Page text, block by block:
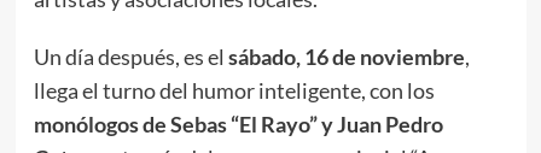
Un día después, es el sábado, 16 de noviembre,
llega el turno del humor inteligente, con los
monólogos de Sebas “El Rayo” y Juan Pedro